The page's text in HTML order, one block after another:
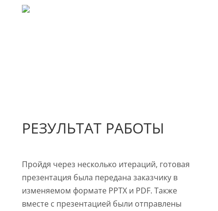
РЕЗУЛЬТАТ РАБОТЫ
Пройдя через несколько итераций, готовая
презентация была передана заказчику в
изменяемом формате PPTX и PDF. Также
вместе с презентацией были отправлены